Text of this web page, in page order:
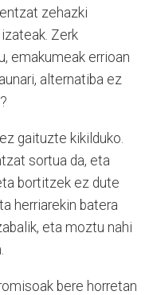
zehazki
Zerk
emakumeak errioan
alternatiba ez
gaituzte kikilduko.
sortua da, eta
bortitzek ez dute
herriarekin batera
eta moztu nahi
bere horretan